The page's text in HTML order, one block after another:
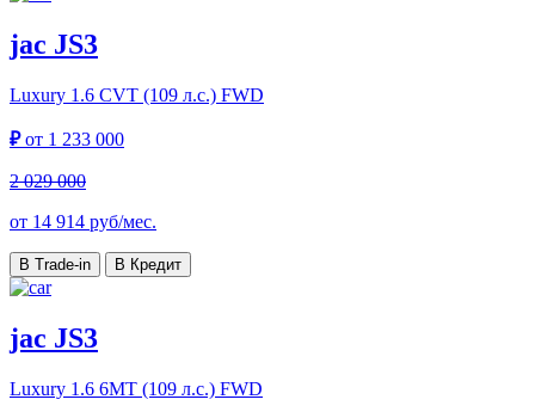
jac JS3
Luxury 1.6 CVT (109 л.с.) FWD
₽от 1 233 000
2 029 000
от 14 914 руб/мес.
В Trade-in В Кредит
jac JS3
Luxury 1.6 6MT (109 л.с.) FWD